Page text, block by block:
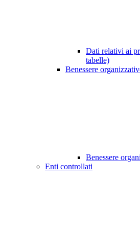
Dati relativi ai
tabelle)
Benessere
Benessere
Enti controllati